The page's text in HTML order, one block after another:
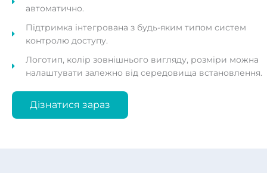
автоматично.
Підтримка інтегрована з будь-яким типом систем
контролю доступу.
Логотип, колір зовнішнього вигляду, розміри можна
налаштувати залежно від середовища встановлення.
Дізнатися зараз